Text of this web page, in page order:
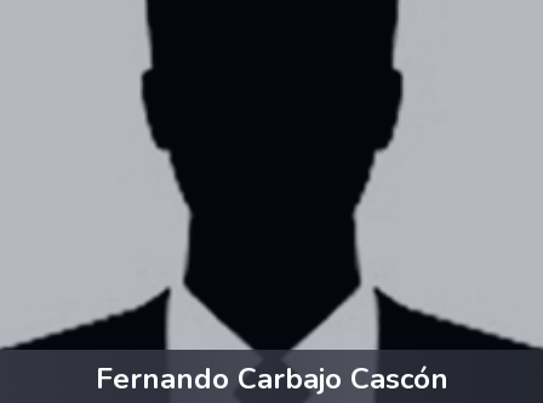
Fernando Carbajo Cascón